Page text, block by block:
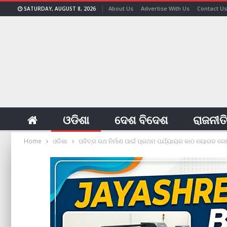
SATURDAY, AUGUST 8, 2026 About Us Advertise With Us Contact Us
ଓଡିଶା ଦେଶ ବିଦେଶ ରାଜନୀତି
Home ଓଡିଶା ପବିତ୍ର ରଥ ନିର୍ମାଣ ପାଇଁ ପ୍ରଥମ ପର୍ଯ୍ୟାୟର କାଠ ନୟାଗଡ